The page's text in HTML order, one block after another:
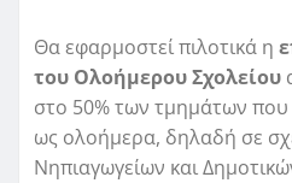
Θα εφαρμοστεί πιλοτικά η
του Ολοήμερου Σχολείου
στο 50% των τμημάτων
ως ολοήμερα, δηλαδή σε
Νηπιαγωγείων και